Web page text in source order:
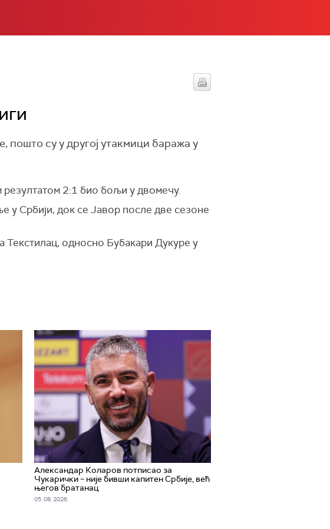
су у другој утакмици баража у
резултатом 2:1 био бољи у двомечу.
у Србији, док се Јавор после две сезоне
односно Бубакари Дукуре у
Александар Коларов потписао за
Чукарички – није бивши капитен Србије, већ
његов братанац
05. 08. 2026.